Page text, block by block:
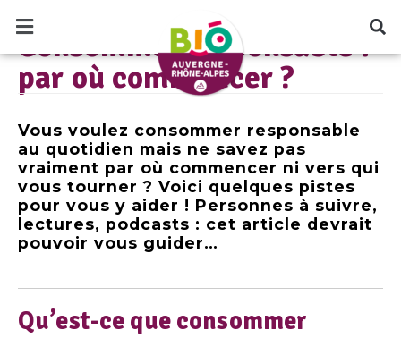
LE BLOG BIO AUVERGNE RHÔNE-ALPES
Consommer responsable :
par où commencer ?
Vous voulez consommer responsable
au quotidien mais ne savez pas
vraiment par où commencer ni vers qui
vous tourner ? Voici quelques pistes
pour vous y aider ! Personnes à suivre,
lectures, podcasts : cet article devrait
pouvoir vous guider…
Qu’est-ce que consommer